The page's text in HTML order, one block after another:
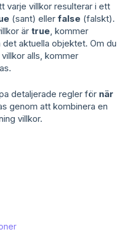
varje villkor resulterar i ett
(sant) eller false (falskt).
är true, kommer
aktuella objektet. Om du
alls, kommer
detaljerade regler för när
genom att kombinera en
villkor.